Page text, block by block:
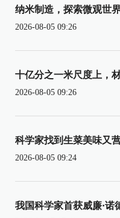
纳米制造，探索微观世
2026-08-05 09:26
十亿分之一米尺度上，
2026-08-05 09:26
科学家找到生菜美味又
2026-08-05 09:24
我国科学家首获威廉·诺